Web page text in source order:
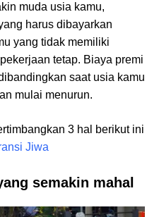
muda usia kamu,
harus dibayarkan
yang tidak memiliki
tetap. Biaya premi
saat usia kamu
mulai menurun.
3 hal berikut ini
Jiwa
semakin mahal